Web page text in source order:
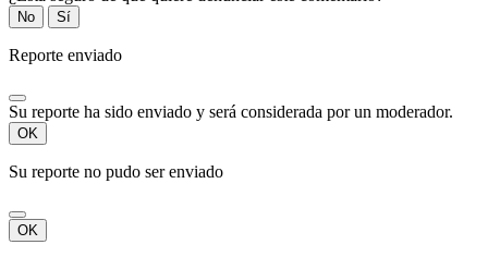
No Sí
Reporte enviado
Su reporte ha sido enviado y será considerada por un moderador.
OK
Su reporte no pudo ser enviado
OK